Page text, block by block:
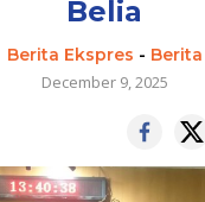
Belia
Berita Ekspres - Berita
December 9, 2025